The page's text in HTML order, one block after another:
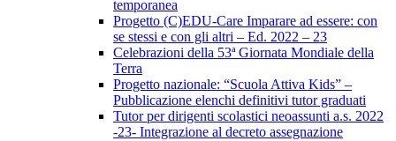
temporanea
Progetto (C)EDU-Care Imparare ad essere: con
se stessi e con gli altri – Ed. 2022 – 23
Celebrazioni della 53ª Giornata Mondiale della
Terra
Progetto nazionale: “Scuola Attiva Kids” –
Pubblicazione elenchi definitivi tutor graduati
Tutor per dirigenti scolastici neoassunti a.s. 2022
-23- Integrazione al decreto assegnazione